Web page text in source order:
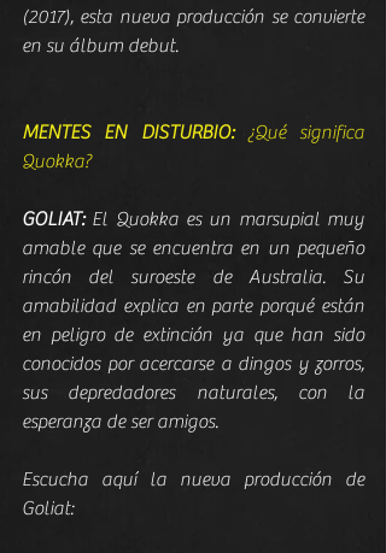
(2017), esta nueva producción se convierte
en su álbum debut.
MENTES EN DISTURBIO: ¿Qué significa
Quokka?
GOLIAT: El Quokka es un marsupial muy
amable que se encuentra en un pequeño
rincón del suroeste de Australia. Su
amabilidad explica en parte porqué están
en peligro de extinción ya que han sido
conocidos por acercarse a dingos y zorros,
sus depredadores naturales, con la
esperanza de ser amigos.
Escucha aquí la nueva producción de
Goliat: